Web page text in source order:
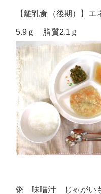
【離乳食（後期）】
5.9ｇ 脂質2.1ｇ
粥 味噌汁 じゃがい